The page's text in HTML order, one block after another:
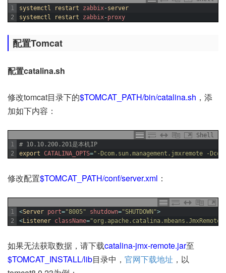
1
2
systemctl restart zabbix- server
systemctl
restart zabbix-proxy
配置Tomcat
配置catalina.sh
修改tomcat目录下的$TOMCAT_PATH/bin/catalina.sh ，添
加如下内容：
Shell
1
2
# 10.10.200.201是本机IP
export CATALINA_OPTS="-Dcom.sun.management.jmxremote -
修改配置$TOMCAT_PATH/conf/server.xml ：
1
2
<Server port="8005" shutdown="SHUTDOWN">
<Listener className=
如果无法获取数据，请下载catalina-jmx-remote.jar至
$TOMCAT_INSTALL/lib目录中， 官网下载地址 ，以